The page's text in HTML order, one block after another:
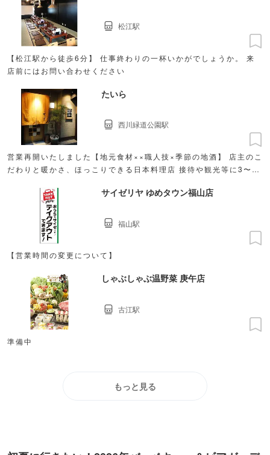
【松江駅から徒歩6分】 仕事終わりの一杯いかがでしょうか。 来
店前にはお問い合わせください
松江駅
たいら
営業再開いたしました【地元食材××職人技×季節の地酒】 店主のこ
だわりと暖かさ、ほっこりできる日本料理店 接待や観光等に3〜20
西川緑道公園駅
サイゼリヤ ゆめタウン福山店
【営業時間の変更について】
福山駅
しゃぶしゃぶ温野菜 庚午店
準備中
古江駅
もっと見る